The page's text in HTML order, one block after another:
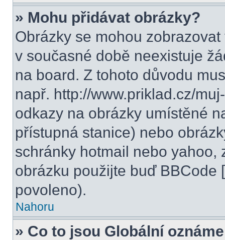
» Mohu přidávat obrázky?
Obrázky se mohou
v současné době neexistuje
na board. Z tohoto důvodu
např. http://www.priklad.cz/
odkazy na obrázky umístěné
přístupná stanice) nebo
schránky hotmail nebo yahoo,
obrázku použijte buď BBCode
povoleno).
Nahoru
» Co to jsou Globální